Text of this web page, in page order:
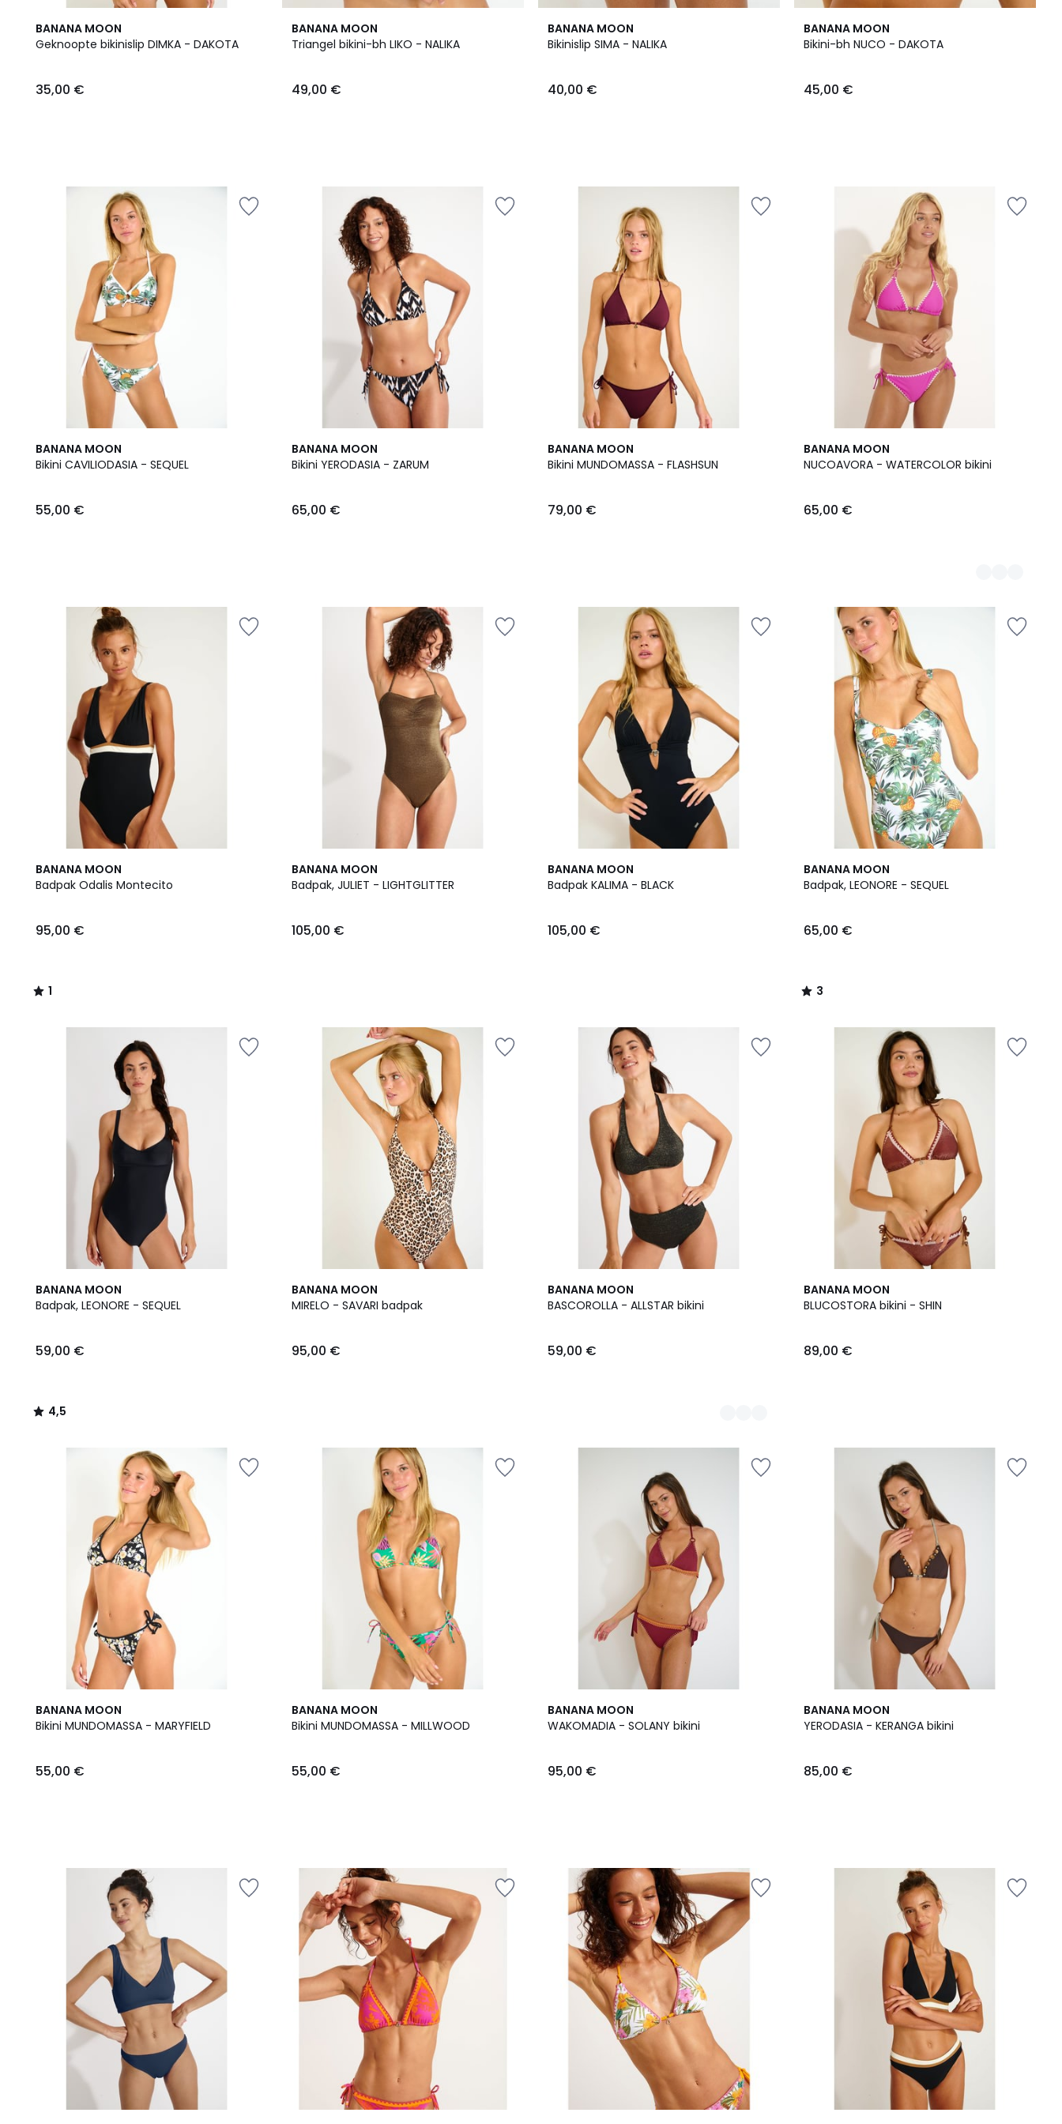
BANANA MOON
Geknoopte bikinislip DIMKA - DAKOTA
€.
35,00 €
BANANA MOON
Triangel bikini-bh LIKO - NALIKA
49,00 €
BANANA MOON
Bikinislip SIMA - NALIKA
40,00 €
BANANA MOON
Bikini-bh NUCO - DAKOTA
45,00 €
BANANA MOON
Bikini CAVILIODASIA - SEQUEL
55,00 €
BANANA MOON
Bikini YERODASIA - ZARUM
65,00 €
BANANA MOON
Bikini MUNDOMASSA - FLASHSUN
79,00 €
BANANA MOON
NUCOAVORA - WATERCOLOR bikini
65,00 €
3
Kleuren
BANANA MOON
Badpak Odalis Montecito
95,00 €
1
/
1
/
BANANA MOON
Badpak, JULIET - LIGHTGLITTER
105,00 €
BANANA MOON
Badpak KALIMA - BLACK
105,00 €
BANANA MOON
Badpak, LEONORE - SEQUEL
65,00 €
3
/
3
/
BANANA MOON
Badpak, LEONORE - SEQUEL
59,00 €
4,5
/ 5
4,5
/
BANANA MOON
MIRELO - SAVARI badpak
95,00 €
BANANA MOON
BASCOROLLA - ALLSTAR bikini
59,00 €
2
Kleuren
BANANA MOON
BLUCOSTORA bikini - SHIN
89,00 €
BANANA MOON
Bikini MUNDOMASSA - MARYFIELD
55,00 €
BANANA MOON
Bikini MUNDOMASSA - MILLWOOD
55,00 €
BANANA MOON
WAKOMADIA - SOLANY bikini
95,00 €
BANANA MOON
YERODASIA - KERANGA bikini
85,00 €